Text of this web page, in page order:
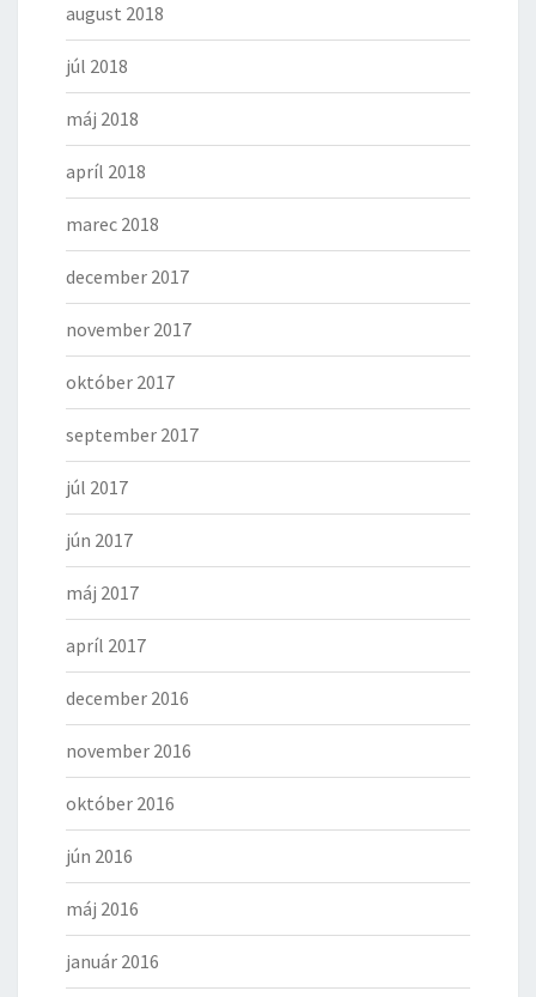
august 2018
júl 2018
máj 2018
apríl 2018
marec 2018
december 2017
november 2017
október 2017
september 2017
júl 2017
jún 2017
máj 2017
apríl 2017
december 2016
november 2016
október 2016
jún 2016
máj 2016
január 2016